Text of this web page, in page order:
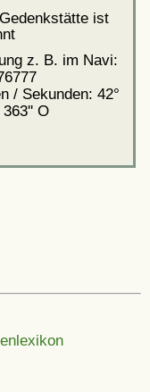
ist
z. B. im Navi:
/ Sekunden: 42°
O